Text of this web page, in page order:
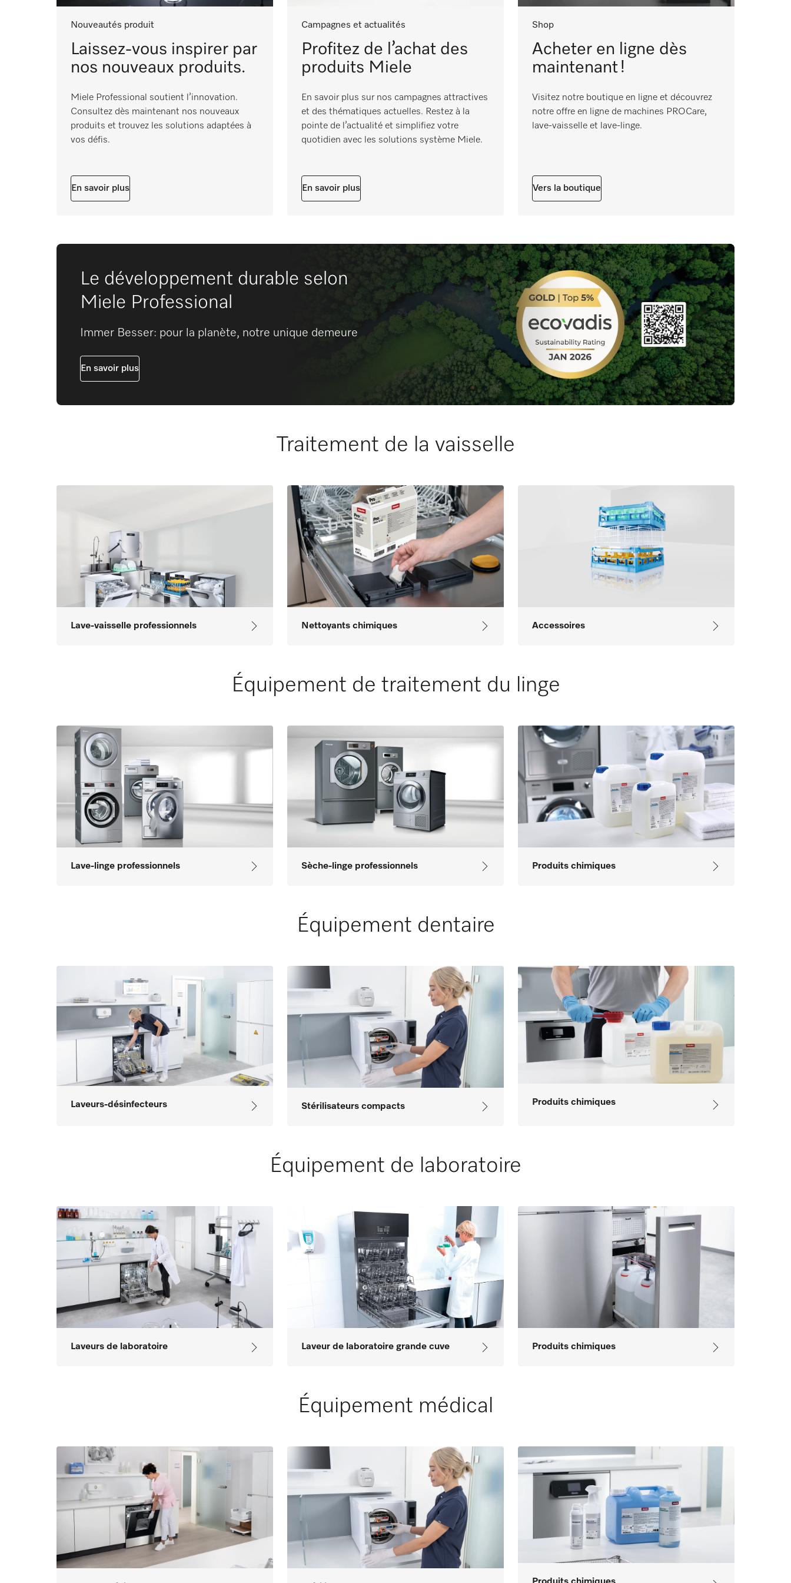
Nouveautés produit
Laissez-vous inspirer par
nos nouveaux produits.
Miele Professional soutient l’innovation.
Consultez dès maintenant nos nouveaux
produits et trouvez les solutions adaptées à
vos défis.
En savoir plus
Campagnes et actualités
Profitez de l’achat des
produits Miele
En savoir plus sur nos campagnes attractives
et des thématiques actuelles. Restez à la
pointe de l’actualité et simplifiez votre
quotidien avec les solutions système Miele.
En savoir plus
Shop
Acheter en ligne dès
maintenant !
Visitez notre boutique en ligne et découvrez
notre offre en ligne de machines PROCare,
lave-vaisselle et lave-linge.
Vers la boutique
Le développement durable selon
Miele Professional
Immer Besser: pour la planète, notre unique demeure
En savoir plus
Traitement de la vaisselle
Lave-vaisselle professionnels Nettoyants chimiques Accessoires
Équipement de traitement du linge
Lave-linge professionnels Sèche-linge professionnels Produits chimiques
Équipement dentaire
Laveurs-désinfecteurs Stérilisateurs compacts Produits chimiques
Équipement de laboratoire
Laveurs de laboratoire Laveur de laboratoire grande cuve Produits chimiques
Équipement médical